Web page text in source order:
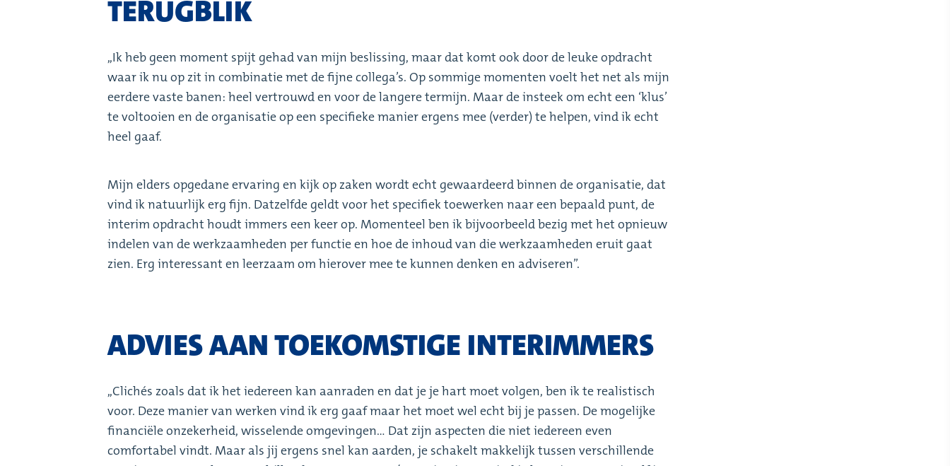
TERUGBLIK
,,Ik heb geen moment spijt gehad van mijn beslissing, maar dat komt ook door de leuke opdracht
waar ik nu op zit in combinatie met de fijne collega’s. Op sommige momenten voelt het net als mijn
eerdere vaste banen: heel vertrouwd en voor de langere termijn. Maar de insteek om echt een ‘klus’
te voltooien en de organisatie op een specifieke manier ergens mee (verder) te helpen, vind ik echt
heel gaaf.
Mijn elders opgedane ervaring en kijk op zaken wordt echt gewaardeerd binnen de organisatie, dat
vind ik natuurlijk erg fijn. Datzelfde geldt voor het specifiek toewerken naar een bepaald punt, de
interim opdracht houdt immers een keer op. Momenteel ben ik bijvoorbeeld bezig met het opnieuw
indelen van de werkzaamheden per functie en hoe de inhoud van die werkzaamheden eruit gaat
zien. Erg interessant en leerzaam om hierover mee te kunnen denken en adviseren’’.
ADVIES AAN TOEKOMSTIGE INTERIMMERS
,,Clichés zoals dat ik het iedereen kan aanraden en dat je je hart moet volgen, ben ik te realistisch
voor. Deze manier van werken vind ik erg gaaf maar het moet wel echt bij je passen. De mogelijke
financiële onzekerheid, wisselende omgevingen… Dat zijn aspecten die niet iedereen even
comfortabel vindt. Maar als jij ergens snel kan aarden, je schakelt makkelijk tussen verschillende